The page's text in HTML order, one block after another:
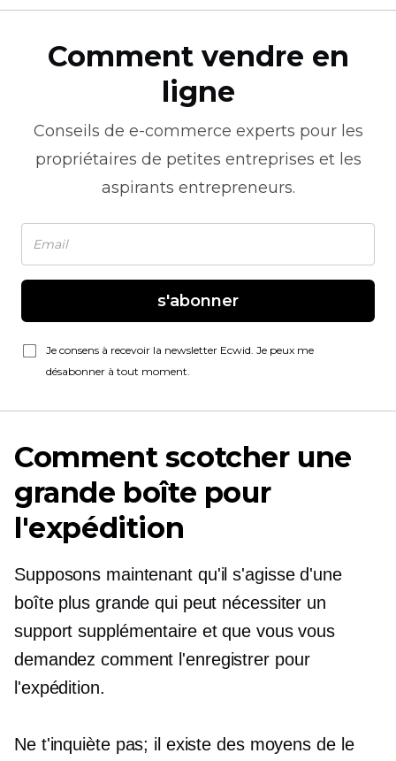
Comment vendre en
ligne
Conseils de e-commerce experts pour les
propriétaires de petites entreprises et les
aspirants entrepreneurs.
s'abonner
Je consens à recevoir la newsletter Ecwid. Je peux me
désabonner à tout moment.
Comment scotcher une
grande boîte pour
l'expédition
Supposons maintenant qu'il s'agisse d'une
boîte plus grande qui peut nécessiter un
support supplémentaire et que vous vous
demandez comment l'enregistrer pour
l'expédition.
Ne t'inquiète pas; il existe des moyens de le